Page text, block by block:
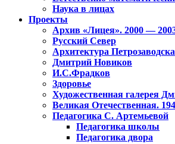
Наука в лицах
Проекты
Архив «Лицея». 2000 —
Русский Север
Архитектура Петрозаводска
Дмитрий Новиков
И.С.Фрадков
Здоровье
Художественная галерея
Великая Отечественная.
Педагогика С. Артемьевой
Педагогика школы
Педагогика двора